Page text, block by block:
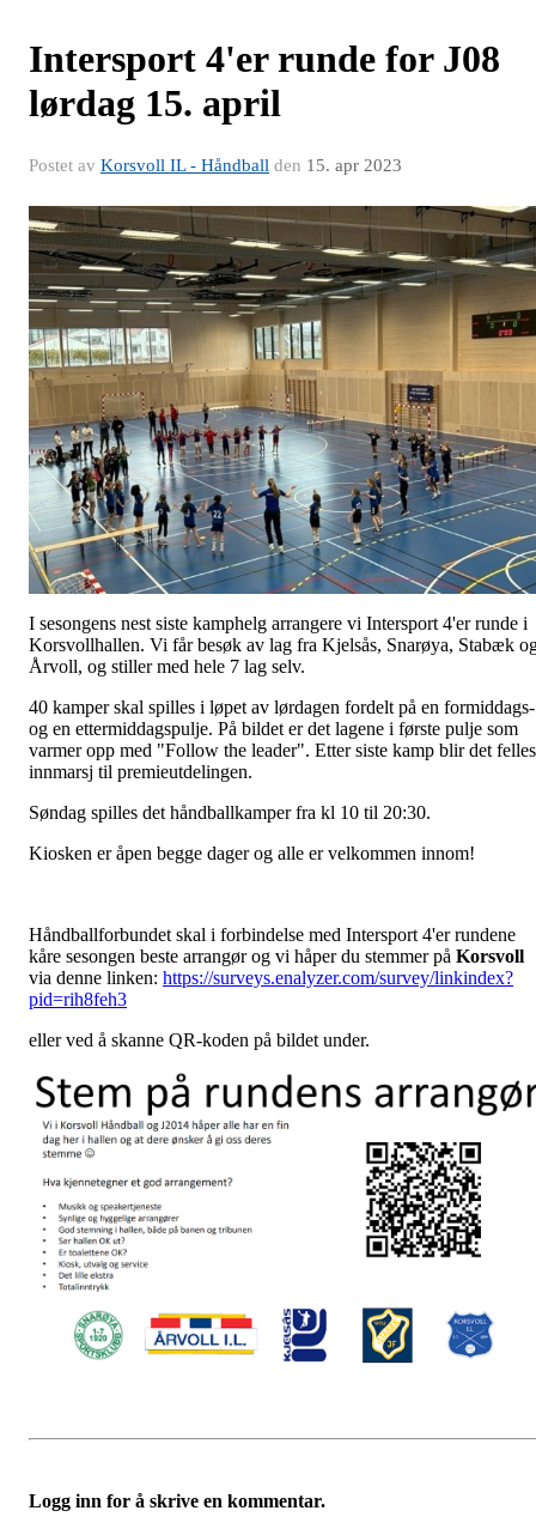
Intersport 4'er runde for J08
lørdag 15. april
Postet av Korsvoll IL - Håndball den 15. apr 2023
I sesongens nest siste kamphelg arrangere vi Intersport 4'er runde i
Korsvollhallen. Vi får besøk av lag fra Kjelsås, Snarøya, Stabæk
Årvoll, og stiller med hele 7 lag selv.
40 kamper skal spilles i løpet av lørdagen fordelt på en formiddags-
og en ettermiddagspulje. På bildet er det lagene i første pulje som
varmer opp med "Follow the leader". Etter siste kamp blir det felles
innmarsj til premieutdelingen.
Søndag spilles det håndballkamper fra kl 10 til 20:30.
Kiosken er åpen begge dager og alle er velkommen innom!
Håndballforbundet skal i forbindelse med Intersport 4'er rundene
kåre sesongen beste arrangør og vi håper du stemmer på Korsvoll
via denne linken: https://surveys.enalyzer.com/survey/linkindex?
pid=rih8feh3
eller ved å skanne QR-koden på bildet under.
Logg inn for å skrive en kommentar.